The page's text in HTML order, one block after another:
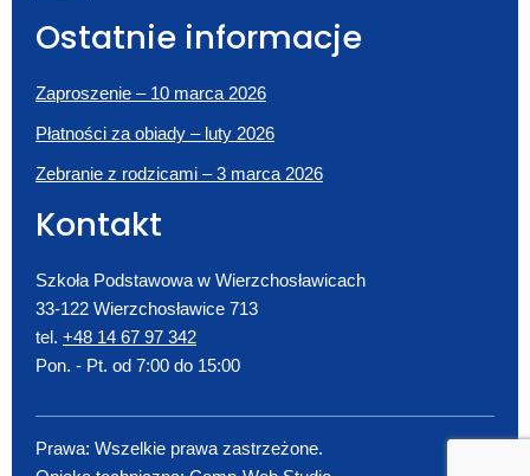
Ostatnie informacje
Zaproszenie – 10 marca 2026
Płatności za obiady – luty 2026
Zebranie z rodzicami – 3 marca 2026
Kontakt
Szkoła Podstawowa w Wierzchosławicach
33-122 Wierzchosławice 713
tel. +48 14 67 97 342
Pon. - Pt. od 7:00 do 15:00
Prawa: Wszelkie prawa zastrzeżone.